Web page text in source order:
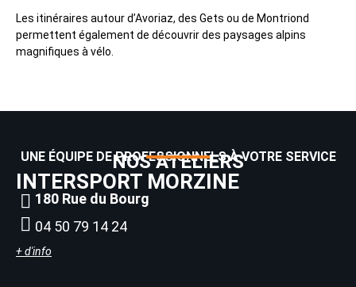
Les itinéraires autour d’Avoriaz, des Gets ou de Montriond
permettent également de découvrir des paysages alpins
magnifiques à vélo.
NOS ATELIERS
UNE ÉQUIPE DE PROFESSIONNELS À VOTRE SERVICE
INTERSPORT MORZINE
180 Rue du Bourg
04 50 79 14 24
+ d'info